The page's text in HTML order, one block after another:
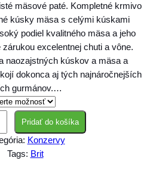
r
c
e
n
mäsové paté. Kompletné krmivo
kúsky mäsa s celými kúskami
podiel kvalitného mäsa a jeho
excelentnej chuti a vône.
naozajstných kúskov a mäsa a
dokonca aj tých najnáročnejších
gurmánov.…
Pridať do košíka
Konzervy
Tags: Brit